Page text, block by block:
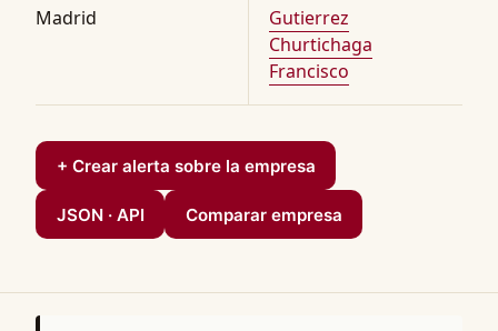
Madrid
Gutierrez
Churtichaga
Francisco
+ Crear alerta sobre la empresa
JSON · API Comparar empresa